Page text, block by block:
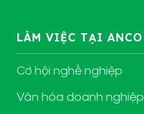
LÀM VIỆC TẠI ANCO
Cơ hội nghề nghiệp
Văn hóa doanh nghiệp